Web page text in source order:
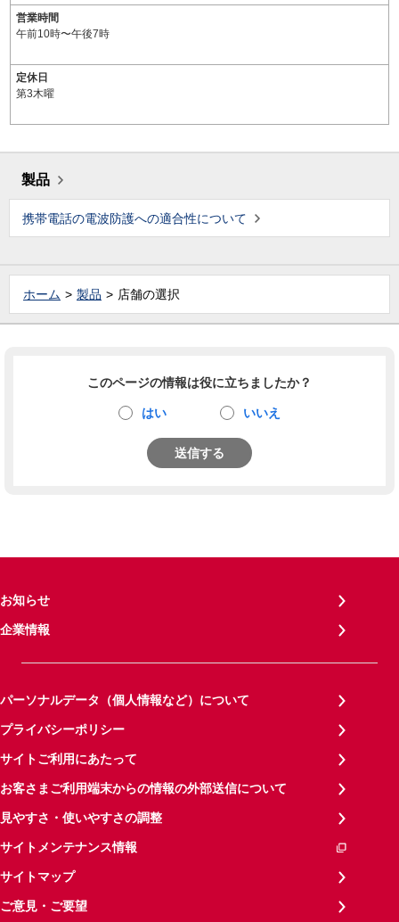
営業時間
午前10時〜午後7時
定休日
第3木曜
製品
携帯電話の電波防護への適合性について
ホーム 製品 店舗の選択
このページの情報は役に立ちましたか？
はい いいえ
送信する
お知らせ
企業情報
パーソナルデータ（個人情報など）について
プライバシーポリシー
サイトご利用にあたって
お客さまご利用端末からの情報の外部送信について
見やすさ・使いやすさの調整
サイトメンテナンス情報
サイトマップ
ご意見・ご要望